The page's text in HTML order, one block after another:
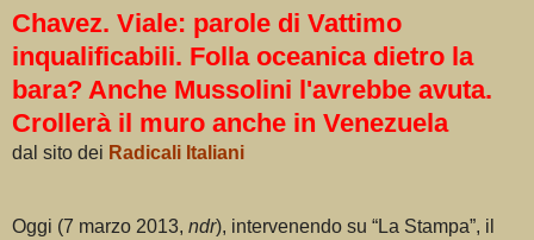
Chavez. Viale: parole di Vattimo
inqualificabili. Folla oceanica dietro la
bara? Anche Mussolini l'avrebbe avuta.
Crollerà il muro anche in Venezuela
dal sito dei Radicali Italiani
Oggi (7 marzo 2013, ndr), intervenendo su “La Stampa”, il